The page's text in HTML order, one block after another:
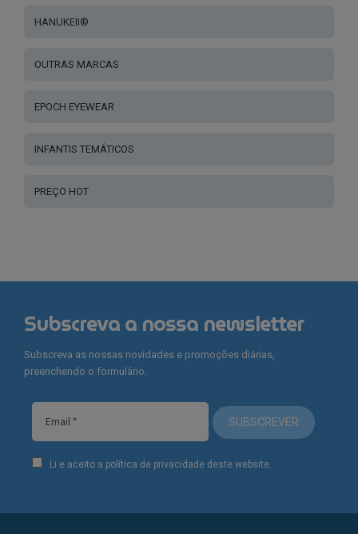
HANUKEII®
OUTRAS MARCAS
EPOCH EYEWEAR
INFANTIS TEMÁTICOS
PREÇO HOT
Subscreva a nossa newsletter
Subscreva as nossas novidades e promoções diárias,
preenchendo o formulário.
SUBSCREVER
Li e aceito a política de privacidade deste website.